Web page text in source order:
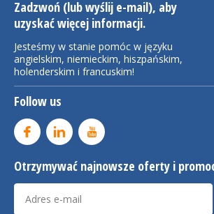
Zadzwoń (lub wyślij e-mail), aby
uzyskać więcej informacji.
Jesteśmy w stanie pomóc w języku
angielskim, niemieckim, hiszpańskim,
holenderskim i francuskim!
Follow us
Otrzymywać najnowsze oferty i